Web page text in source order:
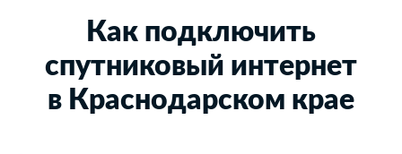
Как подключить
спутниковый интернет
в Краснодарском крае